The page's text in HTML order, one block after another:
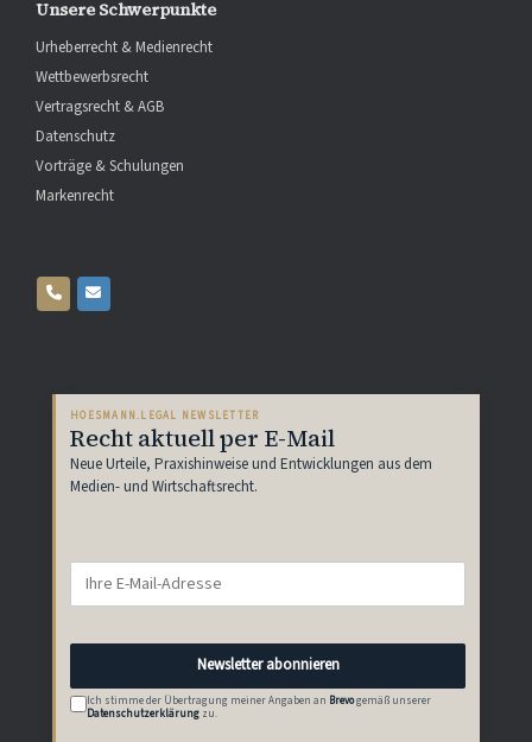
Unsere Schwerpunkte
Urheberrecht & Medienrecht
Wettbewerbsrecht
Vertragsrecht & AGB
Datenschutz
Vorträge & Schulungen
Markenrecht
HOESMANN.LEGAL NEWSLETTER
Recht aktuell per E-Mail
Neue Urteile, Praxishinweise und Entwicklungen aus dem
Medien- und Wirtschaftsrecht.
Newsletter abonnieren
Ich stimme der Übertragung meiner Angaben an Brevogemäß unserer
Datenschutzerklärung zu.